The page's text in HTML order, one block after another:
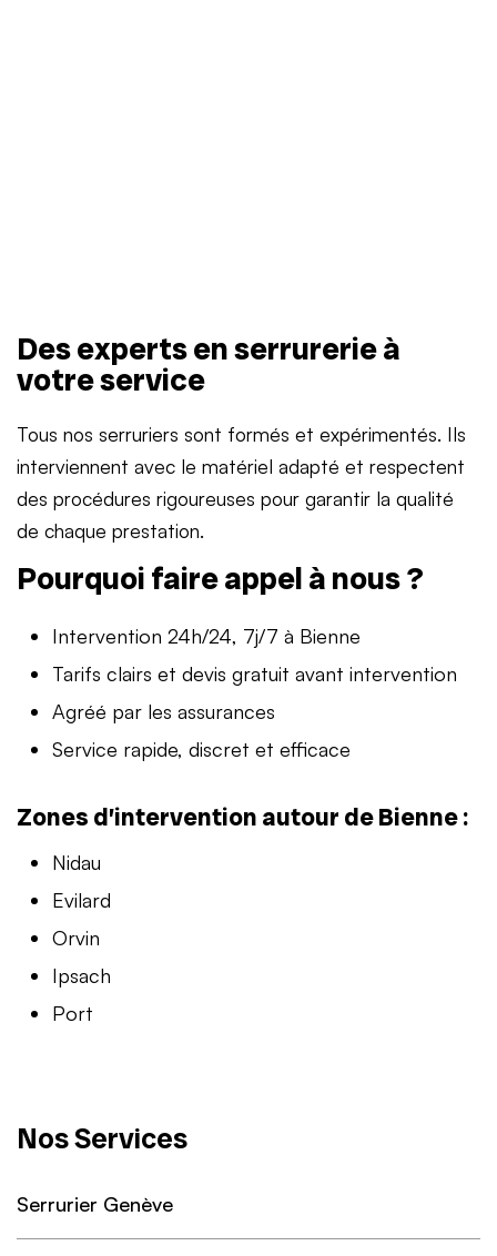
Des experts en serrurerie à
votre service
Tous nos serruriers sont formés et expérimentés. Ils
interviennent avec le matériel adapté et respectent
des procédures rigoureuses pour garantir la qualité
de chaque prestation.
Pourquoi faire appel à nous ?
Intervention 24h/24, 7j/7 à Bienne
Tarifs clairs et devis gratuit avant intervention
Agréé par les assurances
Service rapide, discret et efficace
Zones d’intervention autour de Bienne :
Nidau
Evilard
Orvin
Ipsach
Port
Nos Services
Serrurier Genève